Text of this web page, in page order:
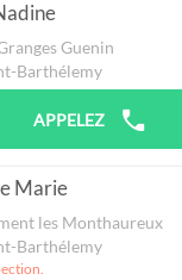
Guenin
Barthélemy
APPELEZ
Marie
les Monthaureux
Barthélemy